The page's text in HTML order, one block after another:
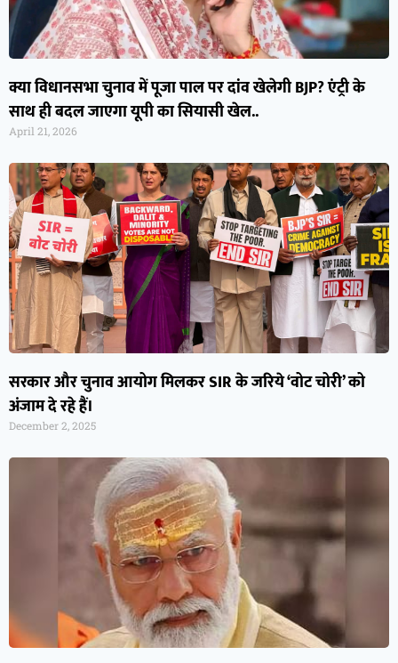
क्या विधानसभा चुनाव में पूजा पाल पर दांव खेलेगी BJP? एंट्री के
साथ ही बदल जाएगा यूपी का सियासी खेल..
April 21, 2026
सरकार और चुनाव आयोग मिलकर SIR के जरिये ‘वोट चोरी’ को
अंजाम दे रहे हैं।
December 2, 2025